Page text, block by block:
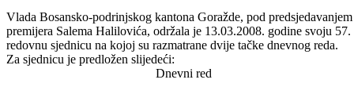
Utvrđen tekst zahtjeva za odobravanje sredstava iz budžeta
Federacije BiH
Vlada Bosansko-podrinjskog kantona Goražde, pod predsjedavanjem
premijera Salema Halilovića, održala je 13.03.2008. godine svoju 57.